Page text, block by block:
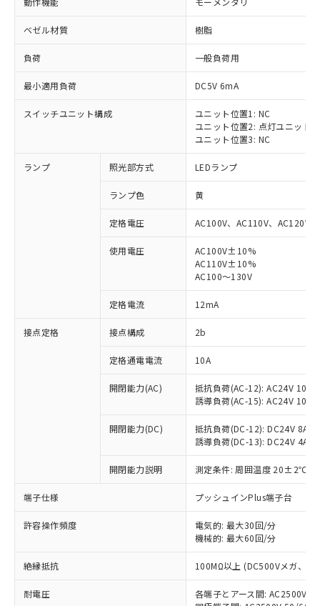
ベゼル材質 樹脂
負荷 一般負荷用
最小適用負荷 DC5V 6mA
スイッチユニット構成
ユニット位置1: NC
ユニット位置2: 点灯ユニット
ユニット位置3: NC
ランプ 照光部方式 LEDランプ
ランプ色 黄
定格電圧 AC100V、AC110V、AC120V
使用電圧
AC100V±10%
AC110V±10%
AC100～130V
定格電流 12mA
接点定格 接点構成 2b
定格通電電流 10A
開閉能力(AC)
抵抗負荷(AC-12): AC24V 10A/
誘導負荷(AC-15): AC24V
開閉能力(DC)
抵抗負荷(DC-12): DC24V 8A/
誘導負荷(DC-13): DC24V 4A/
開閉能力説明 測定条件: 周囲温度 20±2℃、
端子仕様 プッシュインPlus端子台
許容操作頻度
電気的: 最大30回/分
機械的: 最大60回/分
絶縁抵抗 100MΩ以上 (DC500Vメガ、点
耐電圧
各端子とアース間: AC2500V
ご利用条件
以下の条件をお読みいただき、同意のうえ
本サービスは、当社制御機器事業取扱
商品の当社在庫状況および標準価格
(税抜)を提供させていただくもので
当社制御機器事業取扱商品の中には、
本サービスの対象外となる商品もある
ことをご了承ください。
在庫状況および標準価格照会結果は、
記載している更新日時点での社内デー
タに基づき作成されるものであり、閲
準価格とは異なる場合があることをご
対応済み：EU RoHS指令（10物質）の
非含有に対応した製品が提供可能な商品で
対応予定：EU RoHS指令（10物質）の非含
有に対応した製品に切り替える予定のある
対応予定なし：EU RoHS指令（10物質）の
非含有に非対応の商品で、対応品を出す予
調査・確認中：EU RoHS指令（10物質）の
非含有の対応状況を調査中または確認中の
非該当品：ライセンス料など無形物で、有
害物質有無と関係のない商品です。
仕入先様の事情により、非含有部品として
いたものが、含有品と判明した場合などや
むを得ず変更することがあります。
*EU RoHS指令（10物質）：
鉛(Pb) 1000ppm以下、 水銀(Hg) 1000ppm以下、 カド
六価クロム(Cr(Ⅵ)) 1000ppm以下、ポリ臭化ビフェニル
「○」：最大均質材料含有率が中国RoHSの
基準値以下であることを示します。
「×」：最大均質材料含有率が中国RoHSの
基準値を超えていることを示します。
「－」：未確認です。当社販売部門へお問
当社は、これら貴社製品のうち、外国
為替および外国貿易法に定める商品
（以下｢規制貨物等」という）を輸出
または国外への提供する場合は、日本
国政府の輸出許可(または役務取引許
可)を取得するなどの必要な手続きを